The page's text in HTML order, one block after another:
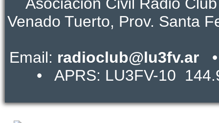
Venado Tuerto, Prov. Santa
Email: radioclub@lu3fv.ar•
• APRS: LU3FV-10